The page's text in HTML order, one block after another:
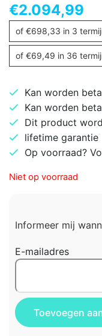
€2.094,99
of €698,33 in 3
of €69,49 in 36
Kan worden
Kan worden
Dit product
lifetime garantie
Op voorraad?
Niet op voorraad
Informeer mij
E-mailadres